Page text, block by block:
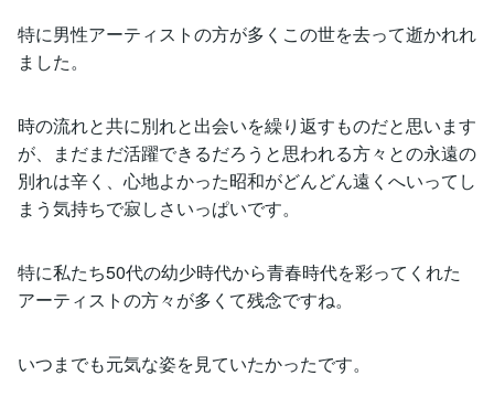
特に男性アーティストの方が多くこの世を去って逝かれれ
ました。
時の流れと共に別れと出会いを繰り返すものだと思います
が、まだまだ活躍できるだろうと思われる方々との永遠の
別れは辛く、心地よかった昭和がどんどん遠くへいってし
まう気持ちで寂しさいっぱいです。
特に私たち50代の幼少時代から青春時代を彩ってくれた
アーティストの方々が多くて残念ですね。
いつまでも元気な姿を見ていたかったです。